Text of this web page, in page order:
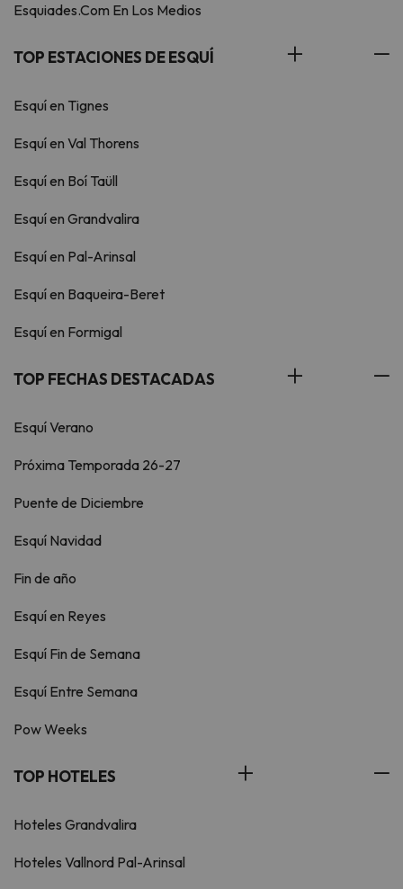
Esquiades.Com En Los Medios
TOP ESTACIONES DE ESQUÍ
Esquí en Tignes
Esquí en Val Thorens
Esquí en Boí Taüll
Esquí en Grandvalira
Esquí en Pal-Arinsal
Esquí en Baqueira-Beret
Esquí en Formigal
TOP FECHAS DESTACADAS
Esquí Verano
Próxima Temporada 26-27
Puente de Diciembre
Esquí Navidad
Fin de año
Esquí en Reyes
Esquí Fin de Semana
Esquí Entre Semana
Pow Weeks
TOP HOTELES
Hoteles Grandvalira
Hoteles Vallnord Pal-Arinsal